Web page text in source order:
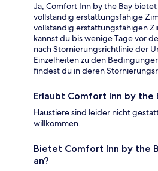
Ja, Comfort Inn by the Bay
vollständig erstattungsfähige
vollständig erstattungsfähigen
kannst du bis wenige Tage vor
nach Stornierungsrichtlinie der
Einzelheiten zu den
findest du in deren
Erlaubt Comfort Inn by the
Haustiere sind leider nicht
willkommen.
Bietet Comfort Inn by the
an?